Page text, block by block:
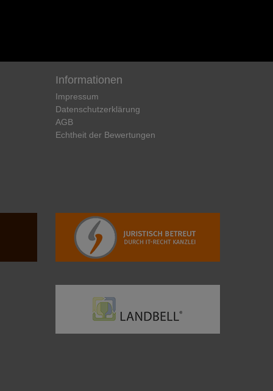
Informationen
Impressum
Daten­schutz­erklärung
AGB
Echtheit der Bewertungen